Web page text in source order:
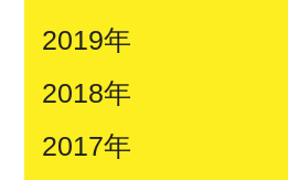
2019年
2018年
2017年